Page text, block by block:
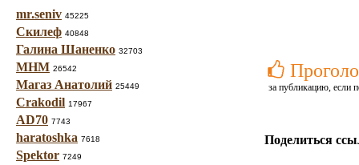
mr.seniv 45225
Скилеф 40848
Галина Шаненко 32703
МНМ 26542
Магаз Анатолий 25449
Crakodil 17967
AD70 7743
haratoshka 7618
Spektor 7249
за публикацию, если
Поделиться